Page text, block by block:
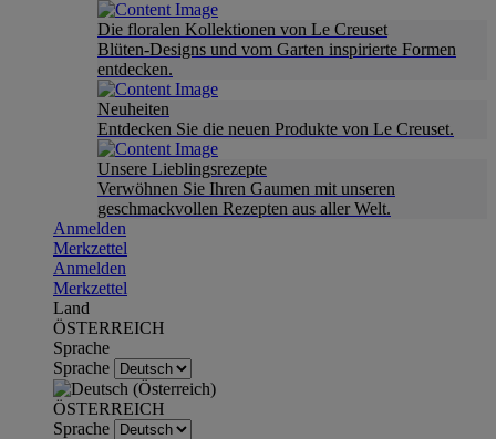
Die floralen Kollektionen von Le Creuset
Blüten-Designs und vom Garten inspirierte Formen
entdecken.
Neuheiten
Entdecken Sie die neuen Produkte von Le Creuset.
Unsere Lieblingsrezepte
Verwöhnen Sie Ihren Gaumen mit unseren
geschmackvollen Rezepten aus aller Welt.
Anmelden
Merkzettel
Anmelden
Merkzettel
Land
ÖSTERREICH
Sprache
Sprache
ÖSTERREICH
Sprache